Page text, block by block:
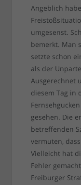
Angeblich
umgesenst.
bemerkt. Man
setzte schon
als der
Ausgerechnet
diesem Tag in
gesehen. Die
betreffenden
vermuten,
Vielleicht hat
Fehler
Freiburger